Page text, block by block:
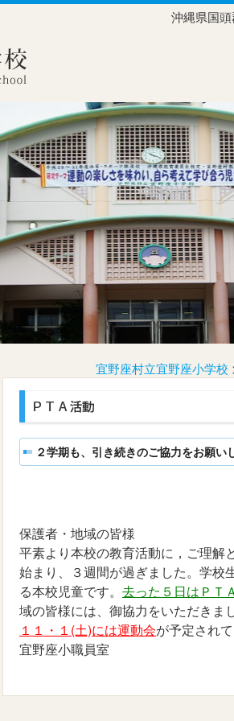
沖縄県国
宜野座村立宜野座小学校
２学期も、引き続きのご協力をお願い
保護者・地域の皆様
平素より本校の教育活動に，ご理解
始まり、３週間が過ぎました。学校
る本校児童です。 去った５日はＰＴ
域の皆様には、御協力をいただきまし
１１・１(土)には運動会が予定され
宜野座小職員室